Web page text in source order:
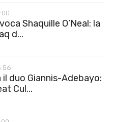
Shaquille O’Neal: la
d...
duo Giannis-Adebayo:
Cul...